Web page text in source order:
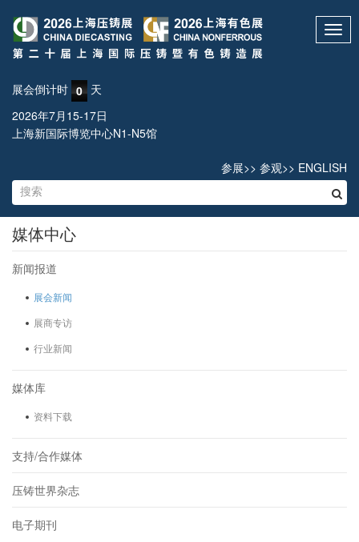
展会倒计时 0 天
2026年7月15-17日
上海新国际博览中心N1-N5馆
参展>> 参观>> ENGLISH
媒体中心
新闻报道
展会新闻
展商专访
行业新闻
媒体库
资料下载
支持/合作媒体
压铸世界杂志
电子期刊